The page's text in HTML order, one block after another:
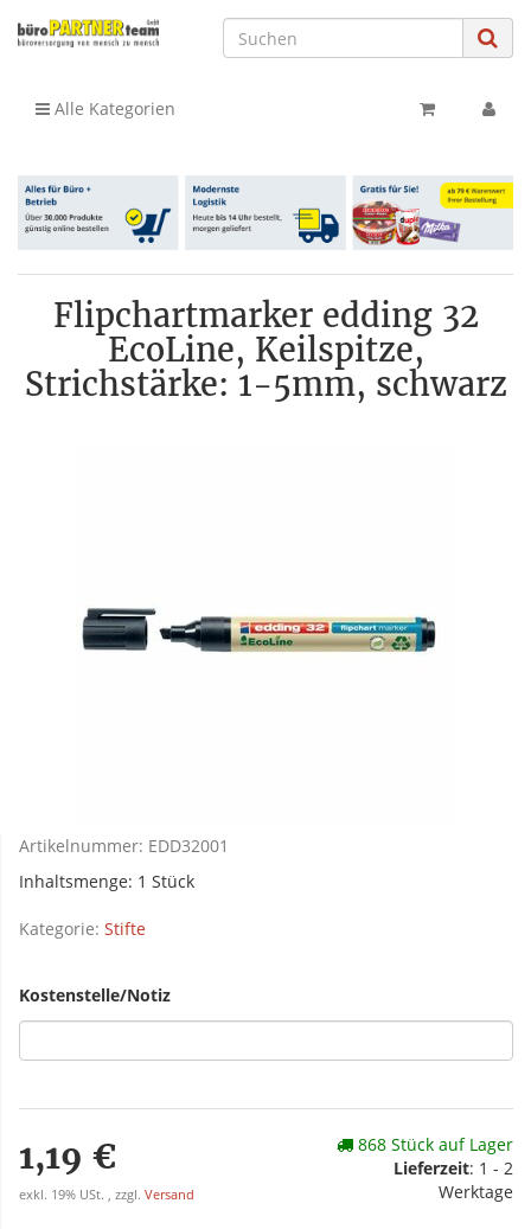
Alle Kategorien
Flipchartmarker edding 32
EcoLine, Keilspitze,
Strichstärke: 1-5mm, schwarz
Artikelnummer: EDD32001
Inhaltsmenge: 1 Stück
Kategorie: Stifte
Kostenstelle/Notiz
1,19 €
exkl. 19% USt. , zzgl. Versand
868 Stück auf Lager
Lieferzeit: 1 - 2
Werktage